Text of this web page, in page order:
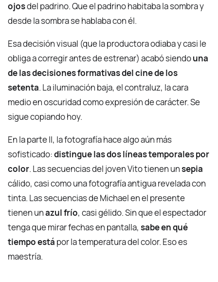
ojosdel padrino. Que el padrino habitaba la sombra y
desde la sombra se hablaba con él.
Esa decisión visual (que la productora odiaba y casi le
obliga a corregir antes de estrenar) acabó siendouna
de las decisiones formativas del cine de los
setenta. La iluminación baja, el contraluz, la cara
medio en oscuridad como expresión de carácter. Se
sigue copiando hoy.
En la parte II, la fotografía hace algo aún más
sofisticado:distingue las dos líneas temporales por
color. Las secuencias del joven Vito tienen unsepia
cálido, casi como una fotografía antigua revelada con
tinta. Las secuencias de Michael en el presente
tienen unazul frío, casi gélido. Sin que el espectador
tenga que mirar fechas en pantalla, sabe en qué
tiempo está por la temperatura del color. Eso es
maestría.